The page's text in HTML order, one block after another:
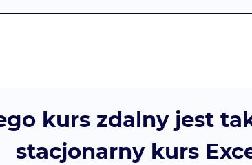
kurs zdalny jest
stacjonarny kurs